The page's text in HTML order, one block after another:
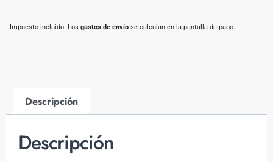
Impuesto incluido. Los gastos de envío se calculan en la pantalla de pago.
Descripción
Descripción